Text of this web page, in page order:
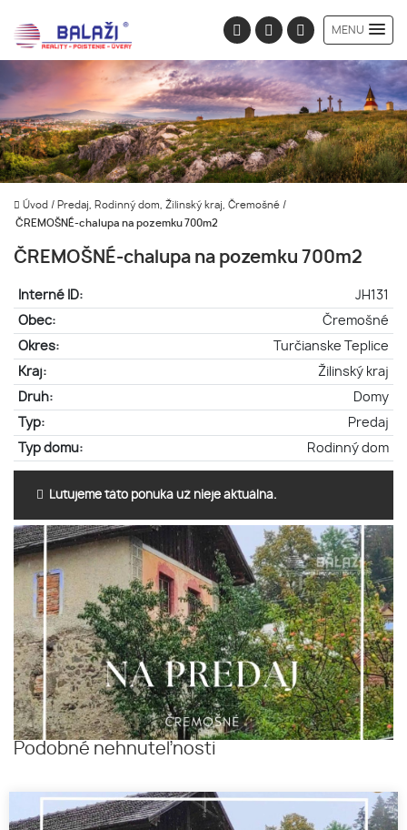
MENU
Úvod / Predaj, Rodinný dom, Žilinský kraj, Čremošné /
ČREMOŠNÉ-chalupa na pozemku 700m2
ČREMOŠNÉ-chalupa na pozemku 700m2
Interné ID:
JH131
Obec:
Čremošné
Okres:
Turčianske Teplice
Kraj:
Žilinský kraj
Druh:
Domy
Typ:
Predaj
Typ domu:
Rodinný dom
Ľutujeme táto ponuka už nieje aktuálna.
Podobné nehnuteľnosti